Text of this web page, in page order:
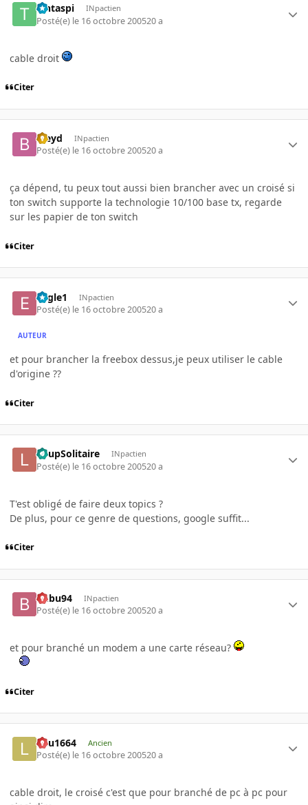
Tintaspi INpactien
Posté(e) le 16 octobre 200520 a
cable droit
Citer
bleyd INpactien
Posté(e) le 16 octobre 200520 a
ça dépend, tu peux tout aussi bien brancher avec un croisé si
ton switch supporte la technologie 10/100 base tx, regarde
sur les papier de ton switch
Citer
Eagle1 INpactien
Posté(e) le 16 octobre 200520 a
AUTEUR
et pour brancher la freebox dessus,je peux utiliser le cable
d'origine ??
Citer
LoupSolitaire INpactien
Posté(e) le 16 octobre 200520 a
T'est obligé de faire deux topics ?
De plus, pour ce genre de questions, google suffit...
Citer
Bubu94 INpactien
Posté(e) le 16 octobre 200520 a
et pour branché un modem a une carte réseau?
Citer
lulu1664 Ancien
Posté(e) le 16 octobre 200520 a
cable droit, le croisé c'est que pour branché de pc à pc pour